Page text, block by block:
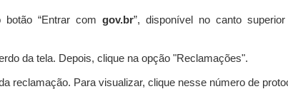
“Entrar com gov.br”, disponível no canto
da tela. Depois, clique na opção "Reclamações".
reclamação. Para visualizar, clique nesse número de